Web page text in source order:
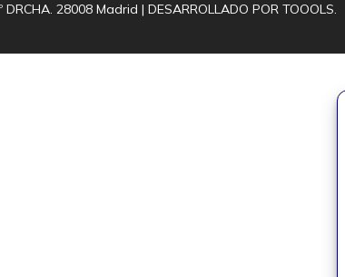
DRCHA. 28008 Madrid | DESARROLLADO POR TOOOLS.